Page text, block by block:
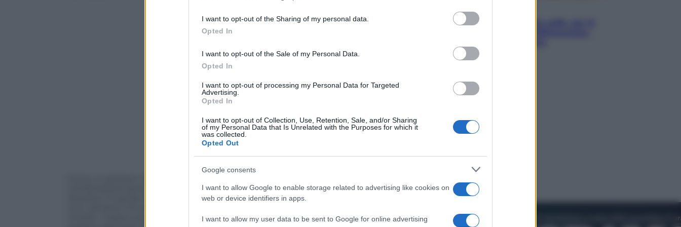
information including but not limited to your visit or usage behaviour. You may click to grant or
deny consent to Google and its third-party tags to use your data for below specified purposes
in below Google consent section.
I want to opt-out of the Sharing of my personal data.
Opted In
I want to opt-out of the Sale of my Personal Data.
Opted In
I want to opt-out of processing my Personal Data for Targeted
Advertising.
Opted In
I want to opt-out of Collection, Use, Retention, Sale, and/or Sharing
of my Personal Data that Is Unrelated with the Purposes for which it
was collected.
Opted Out
Google consents
I want to allow Google to enable storage related to advertising like cookies on
web or device identifiers in apps.
I want to allow my user data to be sent to Google for online advertising
La cavalcata dell’Inter verso la finale della Champions League
(Istanbul, 10 giugno ore 21) non è solo un’enorme soddisfazione sportiva per Inzaghi e i
risultati, market pool dei diritti tv, passaggi di turno e incassi record a San Siro: la stagione
Capsule e cialde del caffè, dal 12